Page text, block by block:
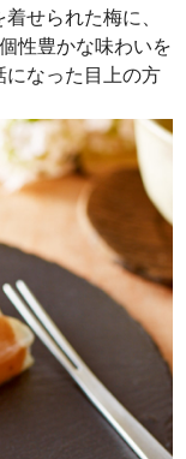
せられた梅に、
性豊かな味わいを
になった目上の方